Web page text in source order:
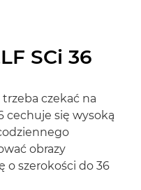
SCi 36
trzeba czekać na
cechuje się wysoką
obrazy
o szerokości do 36